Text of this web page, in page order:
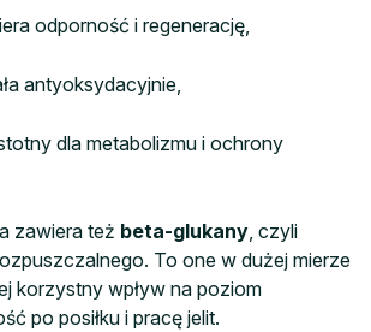
odporność i regenerację,
antyoksydacyjnie,
dla metabolizmu i ochrony
zawiera też beta-glukany, czyli
To one w dużej mierze
korzystny wpływ na poziom
po posiłku i pracę jelit.